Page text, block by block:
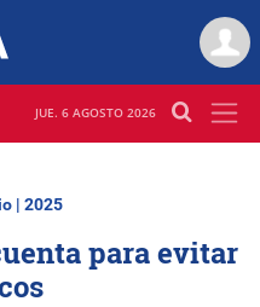
JUE. 6 AGOSTO 2026
| 2025
para evitar